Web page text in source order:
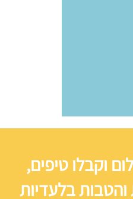
וקבלו טיפים,
והטבות בלעדיות